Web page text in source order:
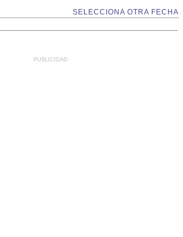
SELECCIONA OTRA FECHA
PUBLICIDAD